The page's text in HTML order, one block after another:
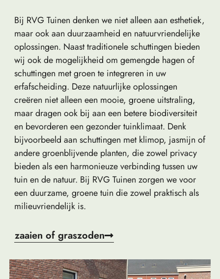
Bij RVG Tuinen denken we niet alleen aan esthetiek,
maar ook aan duurzaamheid en natuurvriendelijke
oplossingen. Naast traditionele schuttingen bieden
wij ook de mogelijkheid om gemengde hagen of
schuttingen met groen te integreren in uw
erfafscheiding. Deze natuurlijke oplossingen
creëren niet alleen een mooie, groene uitstraling,
maar dragen ook bij aan een betere biodiversiteit
en bevorderen een gezonder tuinklimaat. Denk
bijvoorbeeld aan schuttingen met klimop, jasmijn of
andere groenblijvende planten, die zowel privacy
bieden als een harmonieuze verbinding tussen uw
tuin en de natuur. Bij RVG Tuinen zorgen we voor
een duurzame, groene tuin die zowel praktisch als
milieuvriendelijk is.
zaaien of graszoden